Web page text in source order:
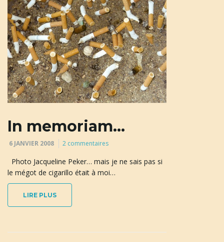
In memoriam…
6 JANVIER 2008 2 commentaires
Photo Jacqueline Peker… mais je ne sais pas si
le mégot de cigarillo était à moi…
LIRE PLUS